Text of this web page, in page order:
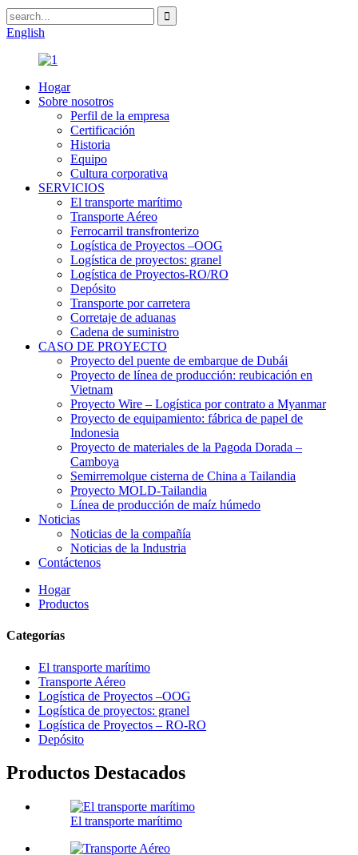
English
Hogar
Sobre nosotros
Perfil de la empresa
Certificación
Historia
Equipo
Cultura corporativa
SERVICIOS
El transporte marítimo
Transporte Aéreo
Ferrocarril transfronterizo
Logística de Proyectos –OOG
Logística de proyectos: granel
Logística de Proyectos-RO/RO
Depósito
Transporte por carretera
Corretaje de aduanas
Cadena de suministro
CASO DE PROYECTO
Proyecto del puente de embarque de Dubái
Proyecto de línea de producción: reubicación en
Vietnam
Proyecto Wire – Logística por contrato a Myanmar
Proyecto de equipamiento: fábrica de papel de
Indonesia
Proyecto de materiales de la Pagoda Dorada –
Camboya
Semirremolque cisterna de China a Tailandia
Proyecto MOLD-Tailandia
Línea de producción de maíz húmedo
Noticias
Noticias de la compañía
Noticias de la Industria
Contáctenos
Hogar
Productos
Categorías
El transporte marítimo
Transporte Aéreo
Logística de Proyectos –OOG
Logística de proyectos: granel
Logística de Proyectos – RO-RO
Depósito
Productos Destacados
El transporte marítimo